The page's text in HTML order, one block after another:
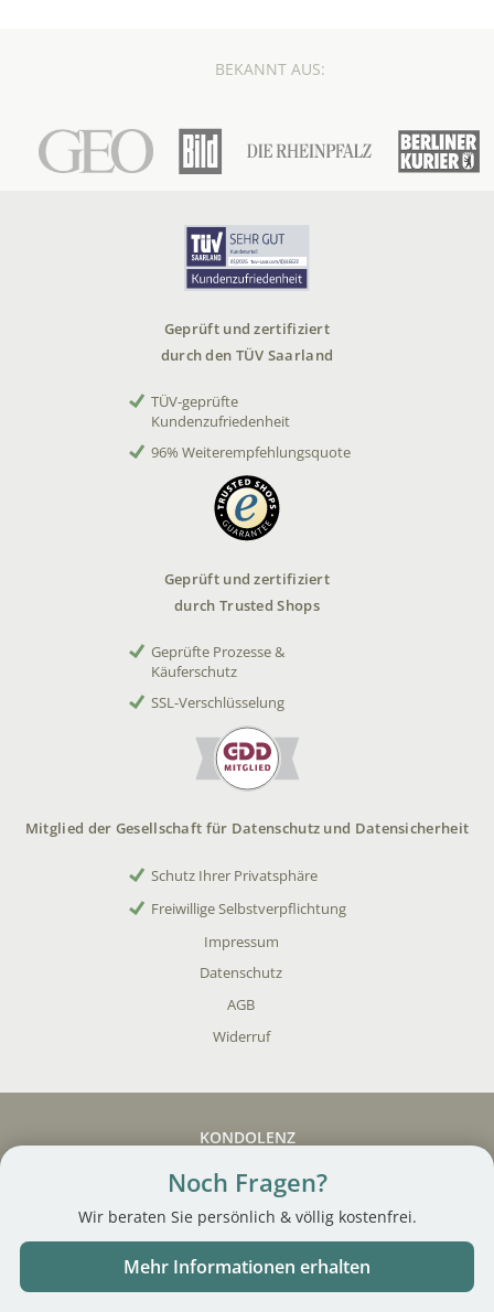
BEKANNT AUS:
Geprüft und zertifiziert
durch den TÜV Saarland
TÜV-geprüfte
Kundenzufriedenheit
96% Weiterempfehlungsquote
Geprüft und zertifiziert
durch Trusted Shops
Geprüfte Prozesse &
Käuferschutz
SSL-Verschlüsselung
Mitglied der Gesellschaft für Datenschutz und Datensicherheit
Schutz Ihrer Privatsphäre
Freiwillige Selbstverpflichtung
Impressum
Datenschutz
AGB
Widerruf
KONDOLENZ
Trauersprüche
Beileidsbekundungen
Kondolenzschreiben
Noch Fragen?
Wir beraten Sie persönlich & völlig kostenfrei.
Mehr Informationen erhalten